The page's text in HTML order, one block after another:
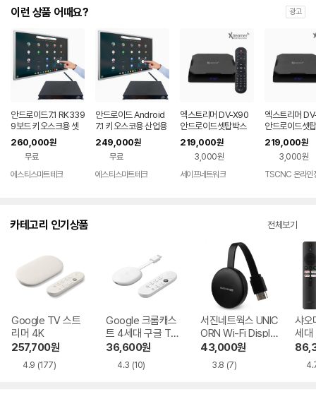
이런 상품 어때요? 광고
안드로이드7.1 RK339
9보드 키오스크용 셋
톱박스 태블릿 산업용
안드로이드 셋탑박스
260,000원
무료
에스티스마트테크
안드로이드 Android
7.1 키오스코용 산업용
셋탑박스 태블릿PC 보
드 RK3399
249,000원
무료
에스티스마트테크
엑스트리머 DV-X90
안드로이드셋탑박스
UHD 4K 60Hz 디빅
스플레이어 4G+64
219,000원
3,000원
세이프네트워크
엑스트리머
안드로이드셋
UHD 4K
스플레이어
219,000원
3,000원
카테고리 인기상품 전체보기
Google TV 스트
리머 4K
257,700원
4.9 (177)
Google 크롬캐스
트 4세대 구글 TV
4K
36,600원
4.3 (10)
서진네트웍스 UNIC
ORN Wi-Fi Displa
y K9
43,000원
3.8 (7)
샤오
세대